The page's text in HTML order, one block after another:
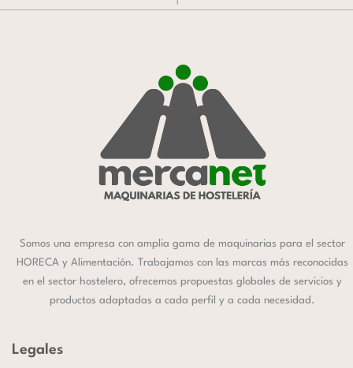
Somos una empresa con amplia gama de maquinarias para el sector
HORECA y Alimentación. Trabajamos con las marcas más reconocidas
en el sector hostelero, ofrecemos propuestas globales de servicios y
productos adaptadas a cada perfil y a cada necesidad.
Legales